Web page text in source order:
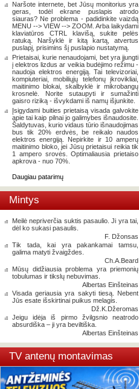
Naršote internete, bet Jūsų monitorius yra
geras, todėl ekrane puslapis atrodo
siauras? Ne problema - padidinkite vaizdą
MENU --> VIEW --> ZOOM. Arba laikydami
klaviatūros CTRL klavišą, sukite pelės
ratuką. Naršyklė ir kitą kartą, atvertus
puslapį, prisimins šį puslapio nustatymą.
Prietaisai, kurie nenaudojami, bet yra įjungti
į elektros lizdus ar veikia budėjimo režimu -
naudoja elektros energiją. Tai televizoriai,
kompiuteriai, mobiliųjų telefonų įkrovikliai,
maitinimo blokai, skalbyklė ir mikrobangų
krosnelė. Norite sutaupyti ir sumažinti
gaisro riziką - išvykdami iš namų išjunkite.
Įsigydami buities prietaisą visada galvokite
apie tai kaip pilnai jo galimybes išnaudosite.
Šaldytuvas, kurio vidaus tūrio išnaudojimas
bus tik 20% erdvės, be reikalo naudos
elektros energiją. Nepirkite ir 10 amperų
maitinimo bloko, jei Jūsų prietaisui reikia tik
1 ampero srovės. Optimaliausia prietaiso
apkrova - nuo 70%.
Daugiau patarimų
Mintys
Meilė nepriverčia suktis pasaulio. Ji yra tai,
dėl ko sukasi pasaulis.
F. Džonsas
Tik tada, kai yra pakankamai tamsu,
galima matyti žvaigždes.
Ch.A.Beard
Mūsų didžiausia problema yra priemonių
tobulumas ir tikslų nebuvimas.
Albertas Einšteinas
Visada geriausia yra sakyti tiesą. Nebent
Jūs esate išskirtinai puikus melagis.
Dž.K.Džeromas
Jeigu idėja iš pirmo žvilgsnio neatrodo
absurdiška – ji yra beviltiška.
Albertas Einšteinas
TV antenų montavimas